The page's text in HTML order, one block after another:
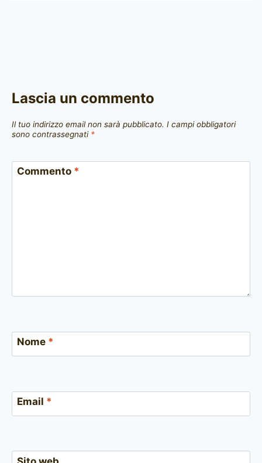
Lascia un commento
Il tuo indirizzo email non sarà pubblicato. I campi obbligatori
sono contrassegnati *
Commento *
Nome *
Email *